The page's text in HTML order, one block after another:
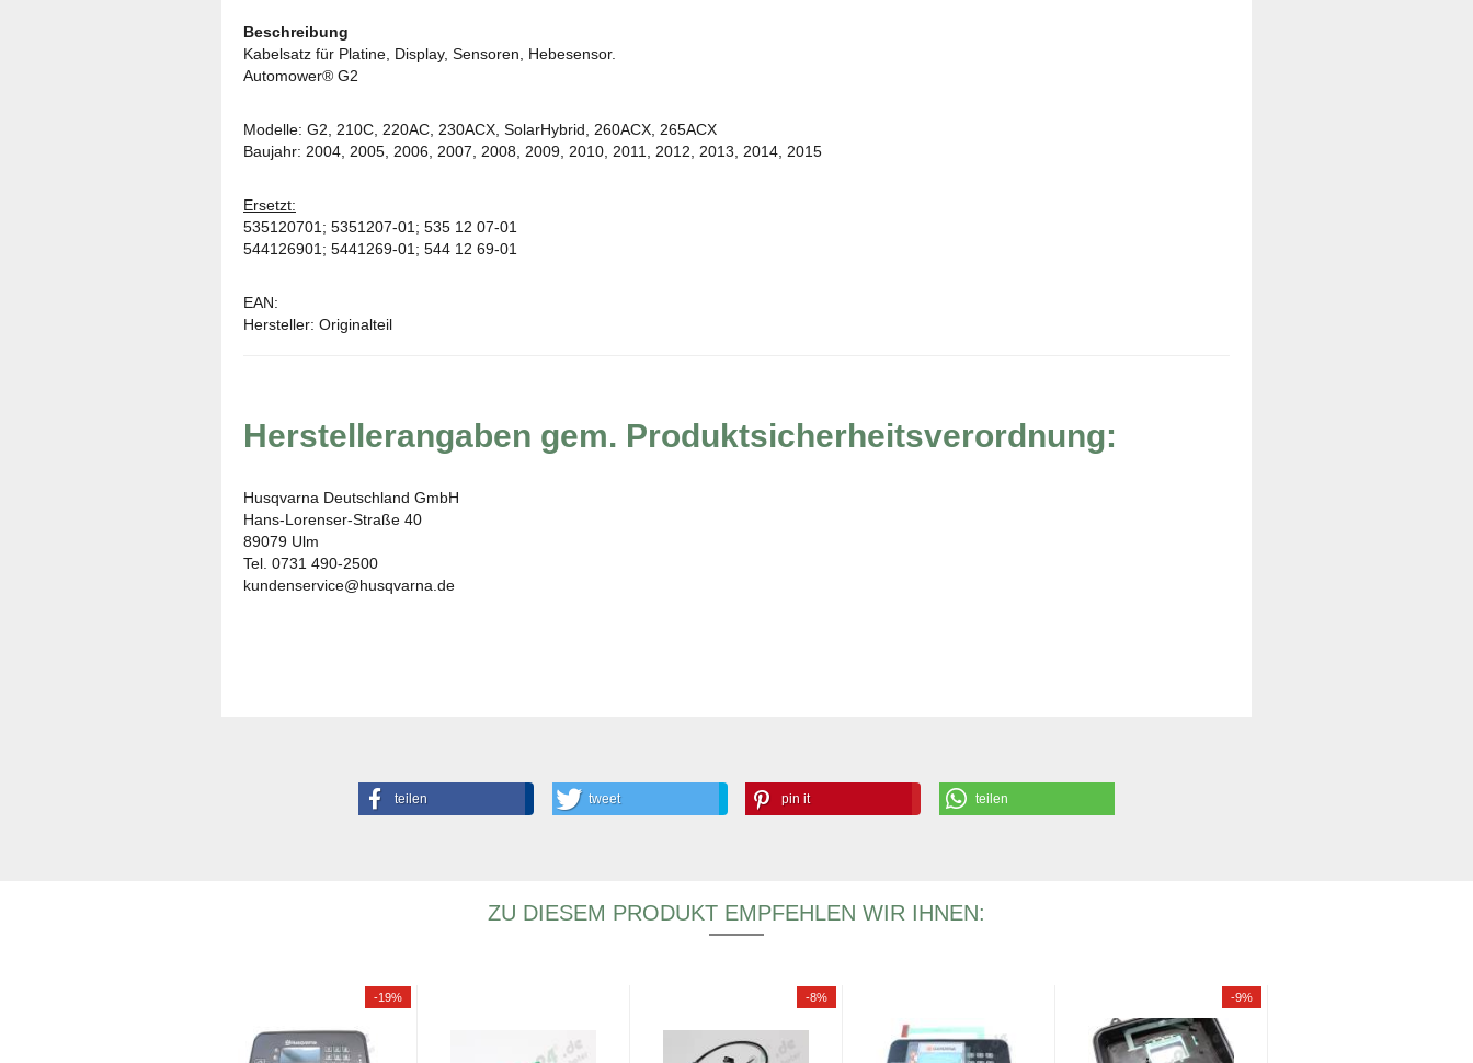
Beschreibung
Kabelsatz für Platine, Display, Sensoren, Hebesensor.
Automower® G2
Modelle: G2, 210C, 220AC, 230ACX, SolarHybrid, 260ACX, 265ACX
Baujahr: 2004, 2005, 2006, 2007, 2008, 2009, 2010, 2011, 2012, 2013, 2014, 2015
Ersetzt:
535120701; 5351207-01; 535 12 07-01
544126901; 5441269-01; 544 12 69-01
EAN:
Hersteller: Originalteil
Herstellerangaben gem. Produktsicherheitsverordnung:
Husqvarna Deutschland GmbH
Hans-Lorenser-Straße 40
89079 Ulm
Tel. 0731 490-2500
kundenservice@husqvarna.de
teilen tweet pin it teilen
ZU DIESEM PRODUKT EMPFEHLEN WIR IHNEN:
-19% -8% -9%